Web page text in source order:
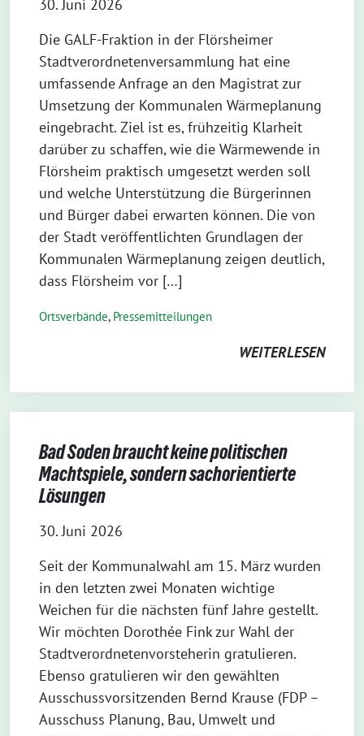
30. Juni 2026
Die GALF-Fraktion in der Flörsheimer
Stadtverordnetenversammlung hat eine
umfassende Anfrage an den Magistrat zur
Umsetzung der Kommunalen Wärmeplanung
eingebracht. Ziel ist es, frühzeitig Klarheit
darüber zu schaffen, wie die Wärmewende in
Flörsheim praktisch umgesetzt werden soll
und welche Unterstützung die Bürgerinnen
und Bürger dabei erwarten können. Die von
der Stadt veröffentlichten Grundlagen der
Kommunalen Wärmeplanung zeigen deutlich,
dass Flörsheim vor […]
Ortsverbände, Pressemitteilungen
WEITERLESEN
Bad Soden braucht keine politischen
Machtspiele, sondern sachorientierte
Lösungen
30. Juni 2026
Seit der Kommunalwahl am 15. März wurden
in den letzten zwei Monaten wichtige
Weichen für die nächsten fünf Jahre gestellt.
Wir möchten Dorothée Fink zur Wahl der
Stadtverordnetenvorsteherin gratulieren.
Ebenso gratulieren wir den gewählten
Ausschussvorsitzenden Bernd Krause (FDP –
Ausschuss Planung, Bau, Umwelt und